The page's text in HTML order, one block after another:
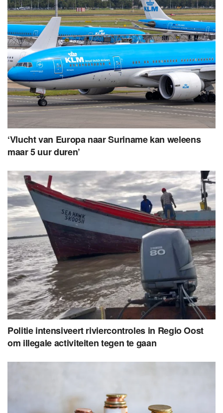
‘Vlucht van Europa naar Suriname kan weleens
maar 5 uur duren’
Politie intensiveert riviercontroles in Regio Oost
om illegale activiteiten tegen te gaan